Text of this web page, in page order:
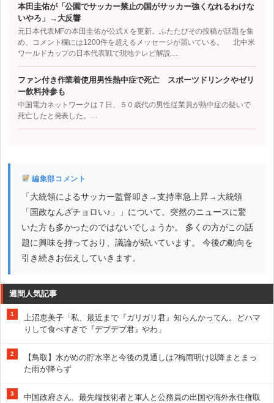
本田圭佑が「公園でサッカー禁止の国がサッカー強くなれるわけな
いやろ」→大反響
元日本代表MFの本田圭佑が公式Ｘを更新。ふたたびその投稿が話題を集
め、コメント欄には1200件を超えるメッセージが届いている。 北中米
ワールドカップの日本代表戦で現地テレビ解説…
ファン付き作業着使用男性熱中症で死亡 スポーツドリンクやゼリ
ー飲料持参も
中国電力ネットワークは７日、５０歳代の男性従業員が熱中症の疑いで
死亡したと発表した。…
編集部コメント
「大統領によるサッカー監督叩き→支持率急上昇→大統領
「国政なんざチョロい♪」」について。突然のニュースに驚
いた方も多かったのではないでしょうか。 多くの方がこの話
題に興味を持っており、議論が続いています。 今後の動向を
引き続きお伝えしていきます。
週間人気記事
1
上沼恵美子「私、最近まで『ガリガリ君』知らんかってん。どハマ
りして食べすぎで『デブデブ君』やわ」
2
【鳥取】水がめの貯水率と今後の見通しは?梅雨明け以降まとまっ
た雨が降らず
3
中国政府さん、最先端技術者と軍人と公務員の出国や海外永住権取